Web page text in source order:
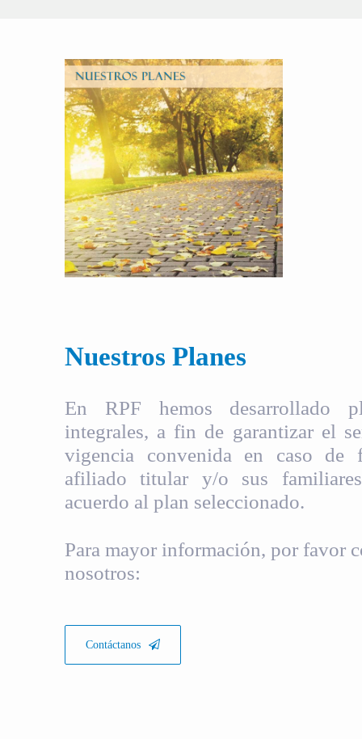
Nuestros Planes
En RPF hemos desarrollado
integrales, a fin de garantizar el
vigencia convenida en caso de
afiliado titular y/o sus
acuerdo al plan seleccionado.
Para mayor información, por favor
nosotros:
Contáctanos